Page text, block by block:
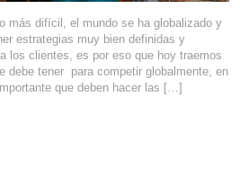
más difícil, el mundo se ha globalizado y
estrategias muy bien definidas y
los clientes, es por eso que hoy traemos
debe tener para competir globalmente, en
que deben hacer las […]